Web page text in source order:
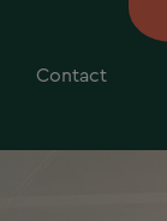
Contact